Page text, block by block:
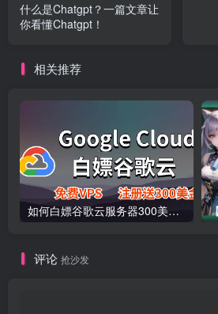
什么是Chatgpt？一篇文章让
你看懂Chatgpt！
相关推荐
如何白嫖谷歌云服务器300美金大羊毛
评论 抢沙发